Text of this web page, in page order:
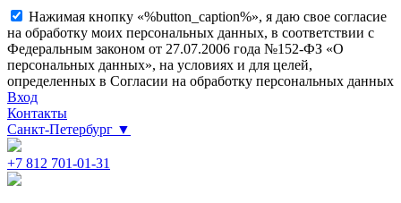
Нажимая кнопку «%button_caption%», я даю свое согласие
на обработку моих персональных данных, в соответствии с
Федеральным законом от 27.07.2006 года №152-ФЗ «О
персональных данных», на условиях и для целей,
определенных в Согласии на обработку персональных данных
Вход
Контакты
Санкт-Петербург ▼
+7 812 701-01-31